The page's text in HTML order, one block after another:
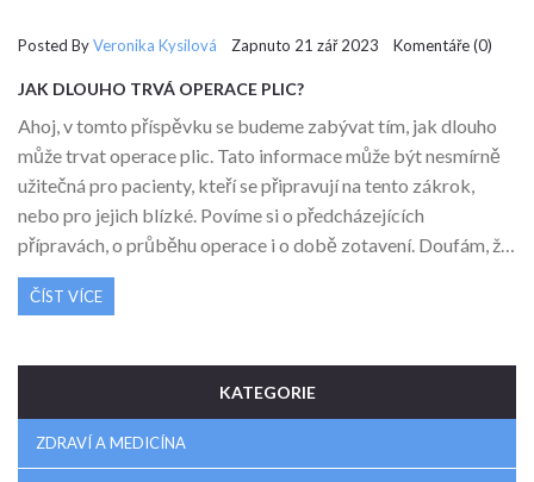
Posted ByVeronika Kysilová Zapnuto 21 zář 2023 Komentáře (0)
JAK DLOUHO TRVÁ OPERACE PLIC?
Ahoj, v tomto příspěvku se budeme zabývat tím, jak dlouho
může trvat operace plic. Tato informace může být nesmírně
užitečná pro pacienty, kteří se připravují na tento zákrok,
nebo pro jejich blízké. Povíme si o předcházejících
přípravách, o průběhu operace i o době zotavení. Doufám, že
po přečtení tohoto příspěvku budete mít o téměř lepší
přehled.
ČÍST VÍCE
KATEGORIE
ZDRAVÍ A MEDICÍNA